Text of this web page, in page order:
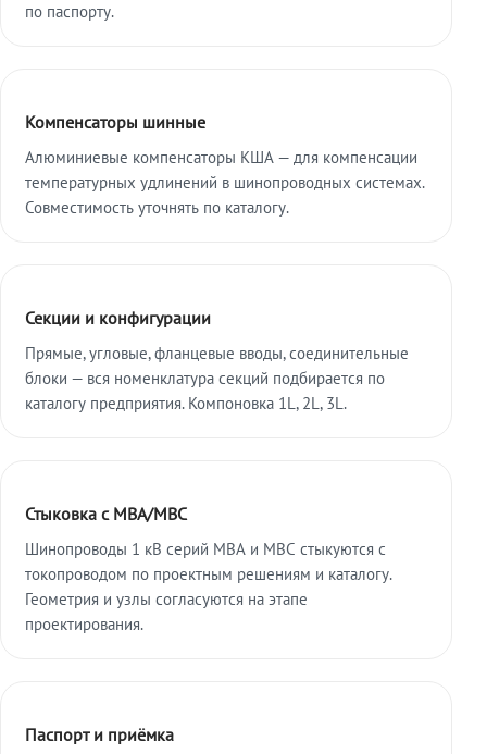
по паспорту.
Компенсаторы шинные
Алюминиевые компенсаторы КША — для компенсации
температурных удлинений в шинопроводных системах.
Совместимость уточнять по каталогу.
Секции и конфигурации
Прямые, угловые, фланцевые вводы, соединительные
блоки — вся номенклатура секций подбирается по
каталогу предприятия. Компоновка 1L, 2L, 3L.
Стыковка с МВА/МВС
Шинопроводы 1 кВ серий МВА и МВС стыкуются с
токопроводом по проектным решениям и каталогу.
Геометрия и узлы согласуются на этапе
проектирования.
Паспорт и приёмка